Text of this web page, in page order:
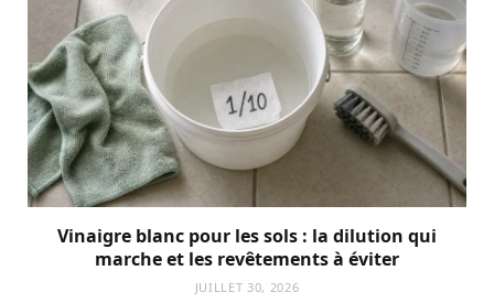
Vinaigre blanc pour les sols : la dilution qui
marche et les revêtements à éviter
JUILLET 30, 2026